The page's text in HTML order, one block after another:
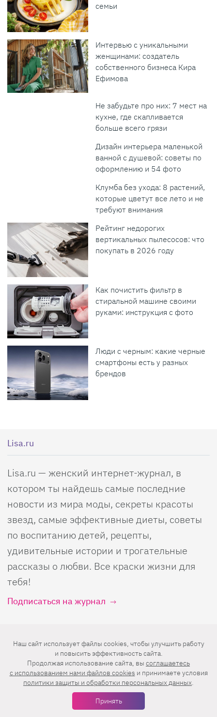
семьи
Интервью с уникальными
женщинами: создатель
собственного бизнеса Кира
Ефимова
Не забудьте про них: 7 мест на
кухне, где скапливается
больше всего грязи
Дизайн интерьера маленькой
ванной с душевой: советы по
оформлению и 54 фото
Клумба без ухода: 8 растений,
которые цветут все лето и не
требуют внимания
Рейтинг недорогих
вертикальных пылесосов: что
покупать в 2026 году
Как почистить фильтр в
стиральной машине своими
руками: инструкция с фото
Люди с черным: какие черные
смартфоны есть у разных
брендов
Lisa.ru
Lisa.ru — женский интернет-журнал, в
котором ты найдешь самые последние
новости из мира моды, секреты красоты
звезд, самые эффективные диеты, советы
по воспитанию детей, рецепты,
удивительные истории и трогательные
рассказы о любви. Все краски жизни для
тебя!
Подписаться на журнал
О нас
О проекте
Реклама
Лизабокс
Калькуляторы
Кроссворды
Наш сайт использует файлы cookies, чтобы улучшить работу
и повысить эффективность сайта.
Продолжая использование сайта, вы соглашаетесь
c использованием нами файлов cookies и принимаете условия
политики защиты и обработки персональных данных.
Принять